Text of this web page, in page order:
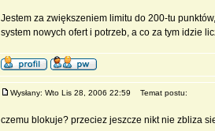
Jestem za zwiększeniem limitu do 200-tu
system nowych ofert i potrzeb, a co za tym idzie
Wysłany: Wto Lis 28, 2006 22:59 Temat postu:
czemu blokuje? przeciez jeszcze nikt nie zbliza